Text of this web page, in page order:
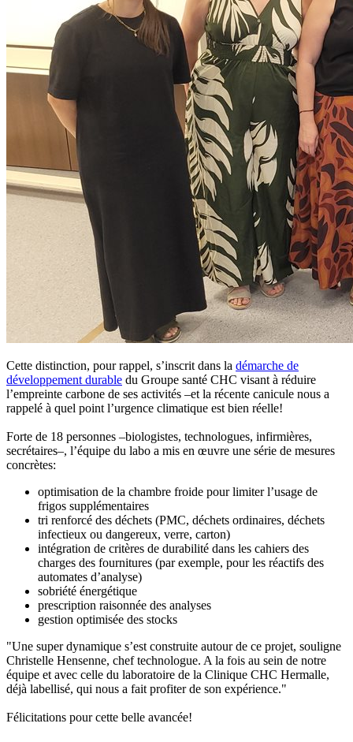
Cette distinction, pour rappel, s’inscrit dans la démarche de
développement durable du Groupe santé CHC visant à réduire
l’empreinte carbone de ses activités –et la récente canicule nous a
rappelé à quel point l’urgence climatique est bien réelle!
Forte de 18 personnes –biologistes, technologues, infirmières,
secrétaires–, l’équipe du labo a mis en œuvre une série de mesures
concrètes:
optimisation de la chambre froide pour limiter l’usage de
frigos supplémentaires
tri renforcé des déchets (PMC, déchets ordinaires, déchets
infectieux ou dangereux, verre, carton)
intégration de critères de durabilité dans les cahiers des
charges des fournitures (par exemple, pour les réactifs des
automates d’analyse)
sobriété énergétique
prescription raisonnée des analyses
gestion optimisée des stocks
"Une super dynamique s’est construite autour de ce projet, souligne
Christelle Hensenne, chef technologue. A la fois au sein de notre
équipe et avec celle du laboratoire de la Clinique CHC Hermalle,
déjà labellisé, qui nous a fait profiter de son expérience."
Félicitations pour cette belle avancée!